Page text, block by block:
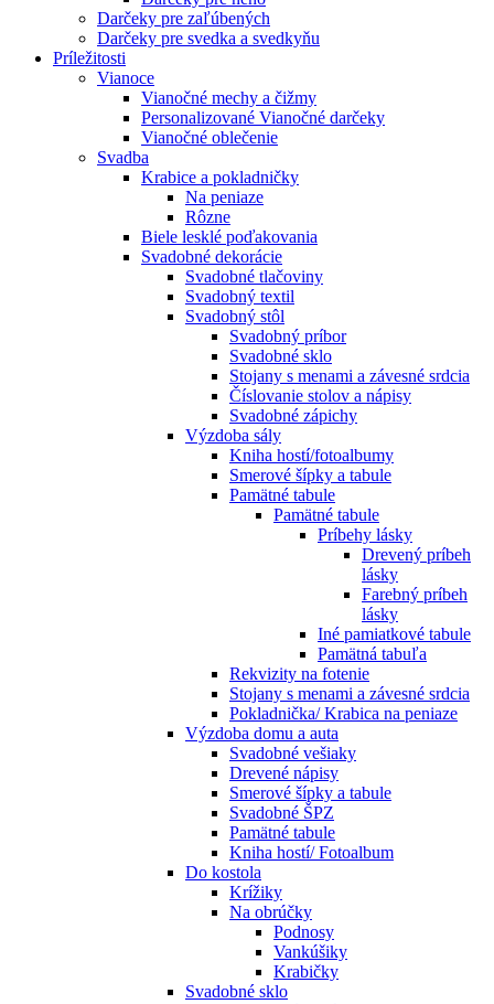
Darčeky pre zaľúbených
Darčeky pre svedka a svedkyňu
Príležitosti
Vianoce
Vianočné mechy a čižmy
Personalizované Vianočné darčeky
Vianočné oblečenie
Svadba
Krabice a pokladničky
Na peniaze
Rôzne
Biele lesklé poďakovania
Svadobné dekorácie
Svadobné tlačoviny
Svadobný textil
Svadobný stôl
Svadobný príbor
Svadobné sklo
Stojany s menami a závesné srdcia
Číslovanie stolov a nápisy
Svadobné zápichy
Výzdoba sály
Kniha hostí/fotoalbumy
Smerové šípky a tabule
Pamätné tabule
Pamätné tabule
Príbehy lásky
Drevený príbeh
lásky
Farebný príbeh
lásky
Iné pamiatkové tabule
Pamätná tabuľa
Rekvizity na fotenie
Stojany s menami a závesné srdcia
Pokladnička/ Krabica na peniaze
Výzdoba domu a auta
Svadobné vešiaky
Drevené nápisy
Smerové šípky a tabule
Svadobné ŠPZ
Pamätné tabule
Kniha hostí/ Fotoalbum
Do kostola
Krížiky
Na obrúčky
Podnosy
Vankúšiky
Krabičky
Svadobné sklo